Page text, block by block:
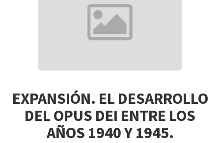
EXPANSIÓN. EL DESARROLLO
DEL OPUS DEI ENTRE LOS
AÑOS 1940 Y 1945.